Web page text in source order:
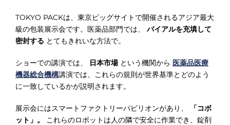
TOKYO PACKは、東京ビッグサイトで開催されるアジア最大
級の包装展示会です。医薬品部門では、 バイアルを充填して
密封する とてもきれいな方法で。
ショーでの講演では、 日本市場という機関から 医薬品医療
機器総合機構講演では、これらの規則が世界基準とどのよう
に一致しているかが説明されます。
展示会にはスマートファクトリーパビリオンがあり、
「コボ
ット」。
これらのロボットは人の隣で安全に作業でき、錠剤